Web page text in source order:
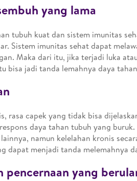
yang lama
tubuh kuat dan sistem imunitas
Sistem imunitas sehat dapat
Maka dari itu, jika terjadi luka
bisa jadi tanda lemahnya daya
rasa capek yang tidak bisa
daya tahan tubuh yang
namun kelelahan kronis
dapat menjadi tanda melemahnya
pencernaan yang